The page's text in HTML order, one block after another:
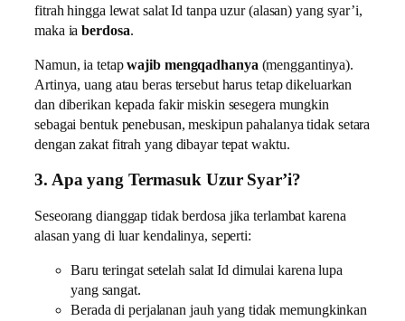
fitrah hingga lewat salat Id tanpa uzur (alasan) yang syar’i,
maka iaberdosa.
Namun, ia tetapwajib mengqadhanya(menggantinya).
Artinya, uang atau beras tersebut harus tetap dikeluarkan
dan diberikan kepada fakir miskin sesegera mungkin
sebagai bentuk penebusan, meskipun pahalanya tidak setara
dengan zakat fitrah yang dibayar tepat waktu.
3. Apa yang Termasuk Uzur Syar’i?
Seseorang dianggap tidak berdosa jika terlambat karena
alasan yang di luar kendalinya, seperti:
Baru teringat setelah salat Id dimulai karena lupa
yang sangat.
Berada di perjalanan jauh yang tidak memungkinkan